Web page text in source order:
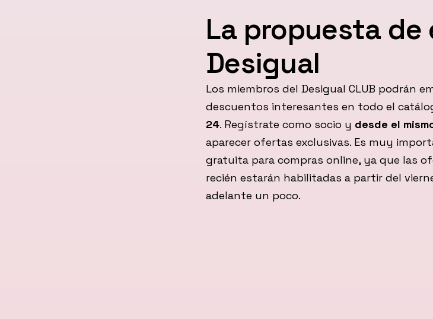
La propuesta de
Desigual
Los miembros del Desigual CLUB podrán
descuentos interesantes en todo el
24. Regístrate como socio y desde el
aparecer ofertas exclusivas. Es muy
gratuita para compras online, ya que las
recién estarán habilitadas a partir del
adelante un poco.